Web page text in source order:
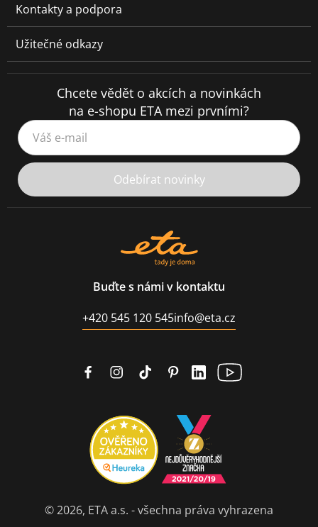
Kontakty a podpora
Užitečné odkazy
Chcete vědět o akcích a novinkách
na e-shopu ETA mezi prvními?
Váš e-mail
Odebírat novinky
Buďte s námi v kontaktu
+420 545 120 545info@eta.cz
© 2026, ETA a.s. - všechna práva vyhrazena